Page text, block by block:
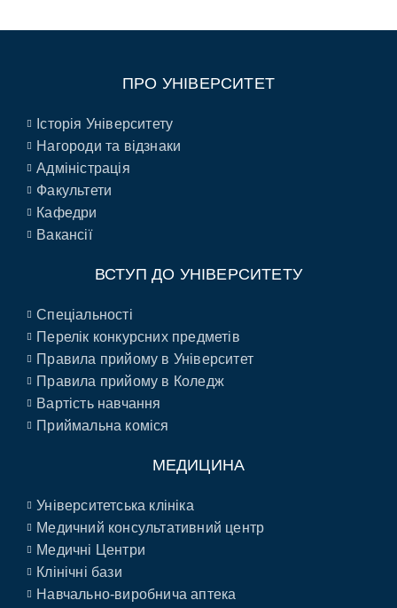
ПРО УНІВЕРСИТЕТ
Історія Університету
Нагороди та відзнаки
Адміністрація
Факультети
Кафедри
Вакансії
ВСТУП ДО УНІВЕРСИТЕТУ
Спеціальності
Перелік конкурсних предметів
Правила прийому в Університет
Правила прийому в Коледж
Вартість навчання
Приймальна коміся
МЕДИЦИНА
Університетська клініка
Медичний консультативний центр
Медичні Центри
Клінічні бази
Навчально-виробнича аптека